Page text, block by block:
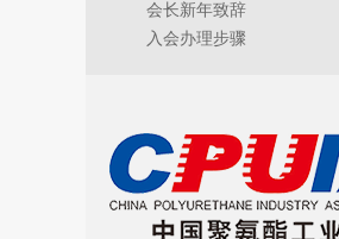
会长新年致辞
入会办理步骤